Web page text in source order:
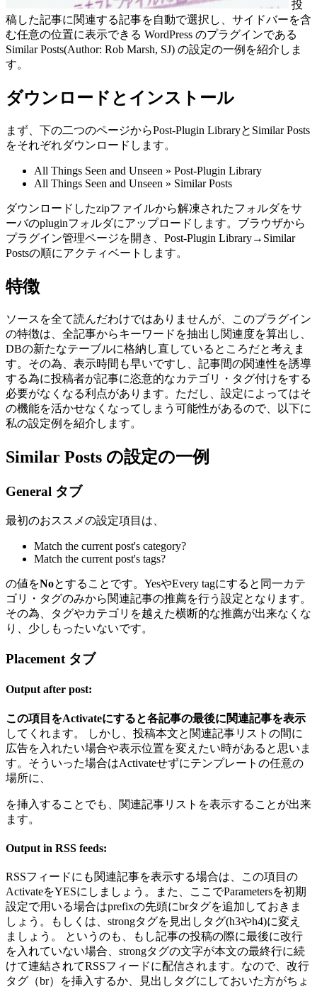
投
稿した記事に関連する記事を自動で選択し、サイドバーを含
む任意の位置に表示できる WordPress のプラグインである
Similar Posts(Author: Rob Marsh, SJ) の設定の一例を紹介しま
す。
ダウンロードとインストール
まず、下の二つのページからPost-Plugin LibraryとSimilar Posts
をそれぞれダウンロードします。
All Things Seen and Unseen » Post-Plugin Library
All Things Seen and Unseen » Similar Posts
ダウンロードしたzipファイルから解凍されたフォルダをサ
ーバのpluginフォルダにアップロードします。ブラウザから
プラグイン管理ページを開き、Post-Plugin Library→Similar
Postsの順にアクティベートします。
特徴
ソースを全て読んだわけではありませんが、このプラグイン
の特徴は、全記事からキーワードを抽出し関連度を算出し、
DBの新たなテーブルに格納し直しているところだと考えま
す。その為、表示時間も早いですし、記事間の関連性を誘導
する為に投稿者が記事に恣意的なカテゴリ・タグ付けをする
必要がなくなる利点があります。ただし、設定によってはそ
の機能を活かせなくなってしまう可能性があるので、以下に
私の設定例を紹介します。
Similar Posts の設定の一例
General タブ
最初のおススメの設定項目は、
Match the current post's category?
Match the current post's tags?
の値をNoとすることです。YesやEvery tagにすると同一カテ
ゴリ・タグのみから関連記事の推薦を行う設定となります。
その為、タグやカテゴリを越えた横断的な推薦が出来なくな
り、少しもったいないです。
Placement タブ
Output after post:
この項目をActivateにすると各記事の最後に関連記事を表示
してくれます。 しかし、投稿本文と関連記事リストの間に
広告を入れたい場合や表示位置を変えたい時があると思いま
す。そういった場合はActivateせずにテンプレートの任意の
場所に、
を挿入することでも、関連記事リストを表示することが出来
ます。
Output in RSS feeds:
RSSフィードにも関連記事を表示する場合は、この項目の
ActivateをYESにしましょう。また、ここでParametersを初期
設定で用いる場合はprefixの先頭にbrタグを追加しておきま
しょう。もしくは、strongタグを見出しタグ(h3やh4)に変え
ましょう。 というのも、もし記事の投稿の際に最後に改行
を入れていない場合、strongタグの文字が本文の最終行に続
けて連結されてRSSフィードに配信されます。なので、改行
タグ（br）を挿入するか、見出しタグにしておいた方がちょ